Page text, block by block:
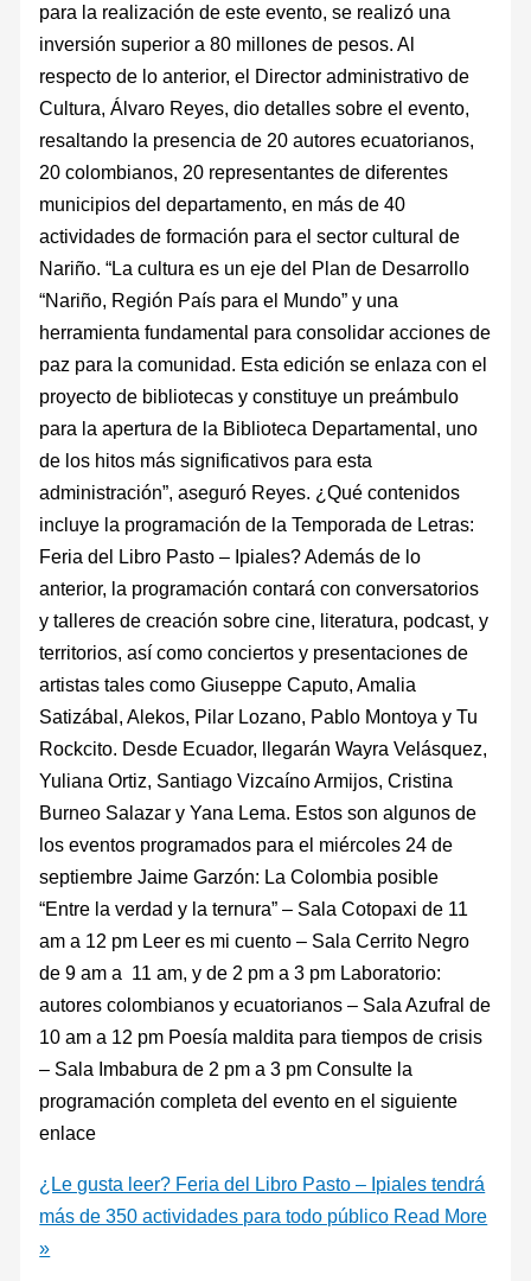
para la realización de este evento, se realizó una
inversión superior a 80 millones de pesos. Al
respecto de lo anterior, el Director administrativo de
Cultura, Álvaro Reyes, dio detalles sobre el evento,
resaltando la presencia de 20 autores ecuatorianos,
20 colombianos, 20 representantes de diferentes
municipios del departamento, en más de 40
actividades de formación para el sector cultural de
Nariño. “La cultura es un eje del Plan de Desarrollo
“Nariño, Región País para el Mundo” y una
herramienta fundamental para consolidar acciones de
paz para la comunidad. Esta edición se enlaza con el
proyecto de bibliotecas y constituye un preámbulo
para la apertura de la Biblioteca Departamental, uno
de los hitos más significativos para esta
administración”, aseguró Reyes. ¿Qué contenidos
incluye la programación de la Temporada de Letras:
Feria del Libro Pasto – Ipiales? Además de lo
anterior, la programación contará con conversatorios
y talleres de creación sobre cine, literatura, podcast, y
territorios, así como conciertos y presentaciones de
artistas tales como Giuseppe Caputo, Amalia
Satizábal, Alekos, Pilar Lozano, Pablo Montoya y Tu
Rockcito. Desde Ecuador, llegarán Wayra Velásquez,
Yuliana Ortiz, Santiago Vizcaíno Armijos, Cristina
Burneo Salazar y Yana Lema. Estos son algunos de
los eventos programados para el miércoles 24 de
septiembre Jaime Garzón: La Colombia posible
“Entre la verdad y la ternura” – Sala Cotopaxi de 11
am a 12 pm Leer es mi cuento – Sala Cerrito Negro
de 9 am a 11 am, y de 2 pm a 3 pm Laboratorio:
autores colombianos y ecuatorianos – Sala Azufral de
10 am a 12 pm Poesía maldita para tiempos de crisis
– Sala Imbabura de 2 pm a 3 pm Consulte la
programación completa del evento en el siguiente
enlace
¿Le gusta leer? Feria del Libro Pasto – Ipiales tendrá
más de 350 actividades para todo público Read More
»